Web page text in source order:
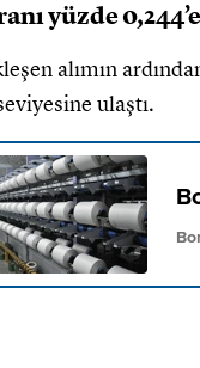
yüzde
alımın
ulaştı.